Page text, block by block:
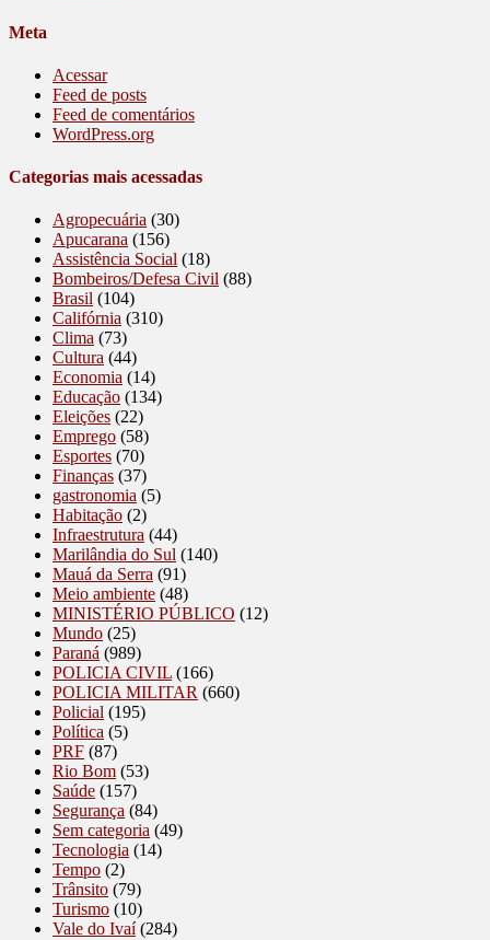
Meta
Acessar
Feed de posts
Feed de comentários
WordPress.org
Categorias mais acessadas
Agropecuária (30)
Apucarana (156)
Assistência Social (18)
Bombeiros/Defesa Civil (88)
Brasil (104)
Califórnia (310)
Clima (73)
Cultura (44)
Economia (14)
Educação (134)
Eleições (22)
Emprego (58)
Esportes (70)
Finanças (37)
gastronomia (5)
Habitação (2)
Infraestrutura (44)
Marilândia do Sul (140)
Mauá da Serra (91)
Meio ambiente (48)
MINISTÉRIO PÚBLICO (12)
Mundo (25)
Paraná (989)
POLICIA CIVIL (166)
POLICIA MILITAR (660)
Policial (195)
Política (5)
PRF (87)
Rio Bom (53)
Saúde (157)
Segurança (84)
Sem categoria (49)
Tecnologia (14)
Tempo (2)
Trânsito (79)
Turismo (10)
Vale do Ivaí(284)